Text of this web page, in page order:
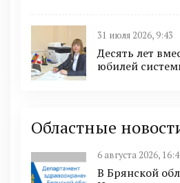
31 июля 2026, 9:43
Десять лет
юбилей
Областные
6 августа 2026,
В Брянской